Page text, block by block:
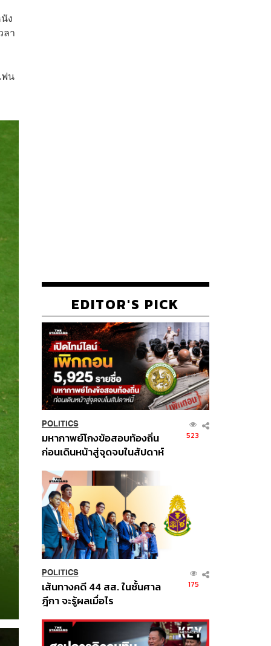
ง
ลา
ฟน
EDITOR'S PICK
POLITICS
มหากาพย์โกงข้อสอบท้องถิ่น
ก่อนเดินหน้าสู่จุดจบในสัปดาห์
523
POLITICS
เส้นทางคดี 44 สส. ในชั้นศาล
ฎีกา จะรู้ผลเมื่อไร
175